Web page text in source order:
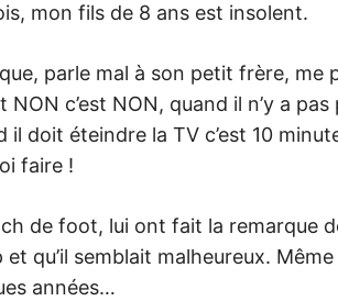
mon fils de 8 ans est insolent.
parle mal à son petit frère, me
NON c’est NON, quand il n’y a
il doit éteindre la TV c’est 10
faire !
de foot, lui ont fait la remarque
qu’il semblait malheureux. Même
années…